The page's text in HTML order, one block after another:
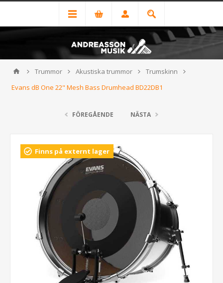
Trummor Akustiska trummor
Trumskinn
Evans dB One 22" Mesh Bass Drumhead BD22DB1
FÖREGÅENDE NÄSTA
Finns på externt lager